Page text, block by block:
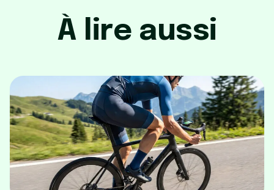
À lire aussi